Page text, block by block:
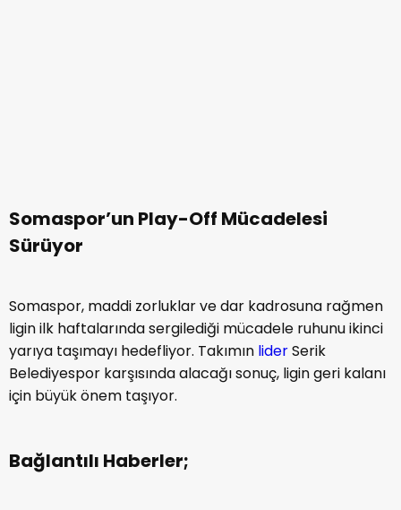
Somaspor’un Play-Off Mücadelesi
Sürüyor
Somaspor, maddi zorluklar ve dar kadrosuna rağmen
ligin ilk haftalarında sergilediği mücadele ruhunu ikinci
yarıya taşımayı hedefliyor. Takımın liderSerik
Belediyespor karşısında alacağı sonuç, ligin geri kalanı
için büyük önem taşıyor.
Bağlantılı Haberler;